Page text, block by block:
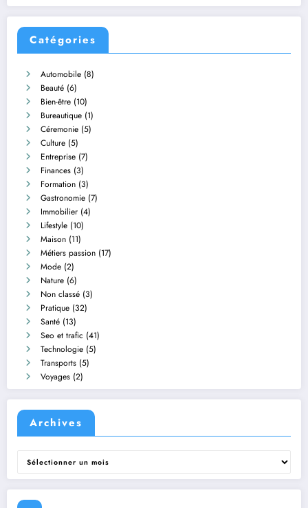
Catégories
Automobile (8)
Beauté (6)
Bien-être (10)
Bureautique (1)
Céremonie (5)
Culture (5)
Entreprise (7)
Finances (3)
Formation (3)
Gastronomie (7)
Immobilier (4)
Lifestyle (10)
Maison (11)
Métiers passion (17)
Mode (2)
Nature (6)
Non classé (3)
Pratique (32)
Santé (13)
Seo et trafic (41)
Technologie (5)
Transports (5)
Voyages (2)
Archives
Archives